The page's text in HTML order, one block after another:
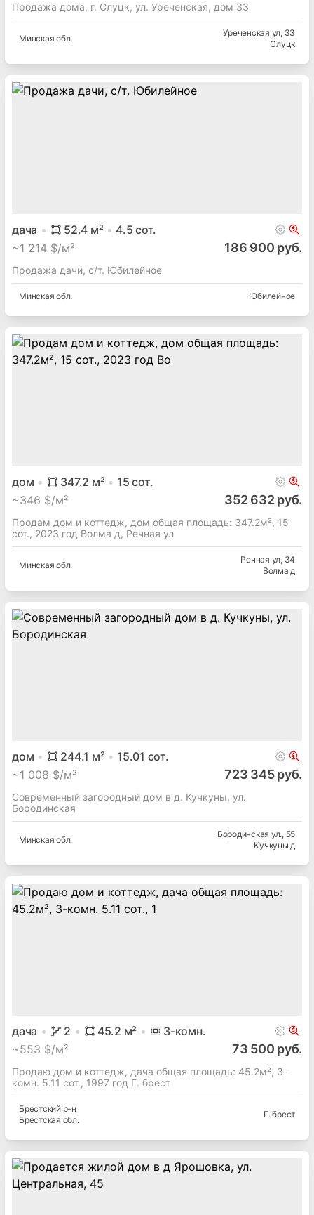
Продажа дома, г. Слуцк, ул. Уреченская, дом 33
Минская обл.
Уреченская ул, 33
Слуцк
дача 52.4 м² 4.5 сот.
~1 214 $/м² 186 900 руб.
Продажа дачи, с/т. Юбилейное
Минская обл. Юбилейное
дом 347.2 м² 15 сот.
~346 $/м² 352 632 руб.
Продам дом и коттедж, дом общая площадь: 347.2м², 15
сот., 2023 год Волма д, Речная ул
Минская обл.
Речная ул, 34
Волма д
дом 244.1 м² 15.01 сот.
~1 008 $/м² 723 345 руб.
Современный загородный дом в д. Кучкуны, ул.
Бородинская
Минская обл.
Бородинская ул., 55
Кучкуны д
дача 2 45.2 м² 3-комн.
~553 $/м² 73 500 руб.
Продаю дом и коттедж, дача общая площадь: 45.2м², 3-
комн. 5.11 сот., 1997 год Г. брест
Брестский р-н
Брестская обл.
Г. брест